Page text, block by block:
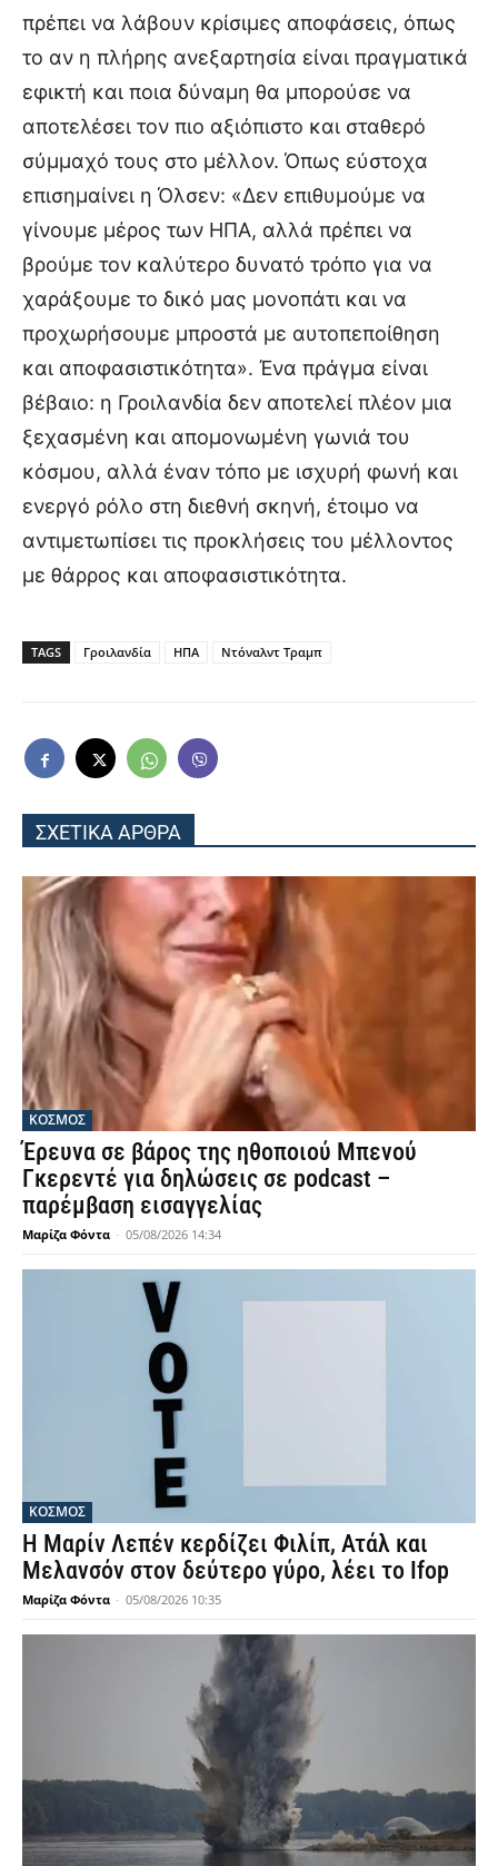
πρέπει να λάβουν κρίσιμες αποφάσεις, όπως
το αν η πλήρης ανεξαρτησία είναι πραγματικά
εφικτή και ποια δύναμη θα μπορούσε να
αποτελέσει τον πιο αξιόπιστο και σταθερό
σύμμαχό τους στο μέλλον. Όπως εύστοχα
επισημαίνει η Όλσεν: «Δεν επιθυμούμε να
γίνουμε μέρος των ΗΠΑ, αλλά πρέπει να
βρούμε τον καλύτερο δυνατό τρόπο για να
χαράξουμε το δικό μας μονοπάτι και να
προχωρήσουμε μπροστά με αυτοπεποίθηση
και αποφασιστικότητα». Ένα πράγμα είναι
βέβαιο: η Γροιλανδία δεν αποτελεί πλέον μια
ξεχασμένη και απομονωμένη γωνιά του
κόσμου, αλλά έναν τόπο με ισχυρή φωνή και
ενεργό ρόλο στη διεθνή σκηνή, έτοιμο να
αντιμετωπίσει τις προκλήσεις του μέλλοντος
με θάρρος και αποφασιστικότητα.
TAGS Γροιλανδία ΗΠΑ Ντόναλντ Τραμπ
ΣΧΕΤΙΚΑ ΑΡΘΡΑ
ΚΟΣΜΟΣ
Έρευνα σε βάρος της ηθοποιού Μπενού
Γκερεντέ για δηλώσεις σε podcast –
παρέμβαση εισαγγελίας
Μαρίζα Φόντα - 05/08/2026 14:34
ΚΟΣΜΟΣ
Η Μαρίν Λεπέν κερδίζει Φιλίπ, Ατάλ και
Μελανσόν στον δεύτερο γύρο, λέει το Ifop
Μαρίζα Φόντα - 05/08/2026 10:35